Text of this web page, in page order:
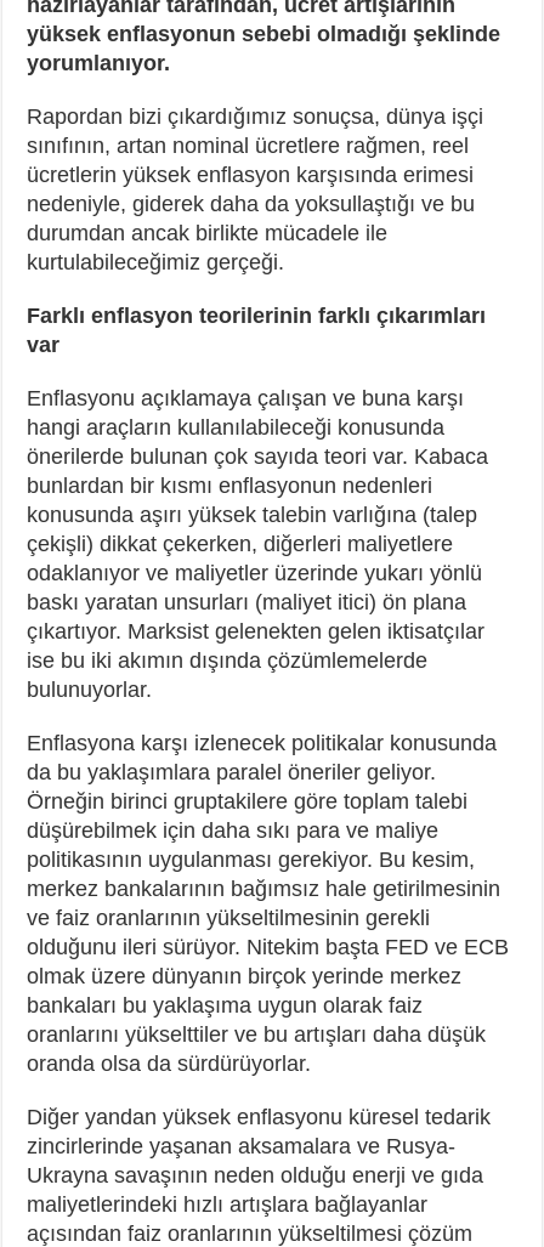
yüksek enflasyonun sebebi olmadığı şeklinde
yorumlanıyor.
Rapordan bizi çıkardığımız sonuçsa, dünya işçi
sınıfının, artan nominal ücretlere rağmen, reel
ücretlerin yüksek enflasyon karşısında erimesi
nedeniyle, giderek daha da yoksullaştığı ve bu
durumdan ancak birlikte mücadele ile
kurtulabileceğimiz gerçeği.
Farklı enflasyon teorilerinin farklı çıkarımları
var
Enflasyonu açıklamaya çalışan ve buna karşı
hangi araçların kullanılabileceği konusunda
önerilerde bulunan çok sayıda teori var. Kabaca
bunlardan bir kısmı enflasyonun nedenleri
konusunda aşırı yüksek talebin varlığına (talep
çekişli) dikkat çekerken, diğerleri maliyetlere
odaklanıyor ve maliyetler üzerinde yukarı yönlü
baskı yaratan unsurları (maliyet itici) ön plana
çıkartıyor. Marksist gelenekten gelen iktisatçılar
ise bu iki akımın dışında çözümlemelerde
bulunuyorlar.
Enflasyona karşı izlenecek politikalar konusunda
da bu yaklaşımlara paralel öneriler geliyor.
Örneğin birinci gruptakilere göre toplam talebi
düşürebilmek için daha sıkı para ve maliye
politikasının uygulanması gerekiyor. Bu kesim,
merkez bankalarının bağımsız hale getirilmesinin
ve faiz oranlarının yükseltilmesinin gerekli
olduğunu ileri sürüyor. Nitekim başta FED ve ECB
olmak üzere dünyanın birçok yerinde merkez
bankaları bu yaklaşıma uygun olarak faiz
oranlarını yükselttiler ve bu artışları daha düşük
oranda olsa da sürdürüyorlar.
Diğer yandan yüksek enflasyonu küresel tedarik
zincirlerinde yaşanan aksamalara ve Rusya-
Ukrayna savaşının neden olduğu enerji ve gıda
maliyetlerindeki hızlı artışlara bağlayanlar
açısından faiz oranlarının yükseltilmesi çözüm